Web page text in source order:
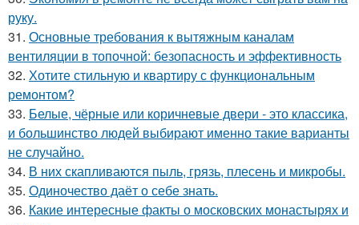
руку.
31. Основные требования к вытяжным каналам
вентиляции в топочной: безопасность и эффективность
32. Хотите стильную и квартиру с функциональным
ремонтом?
33. Белые, чёрные или коричневые двери - это классика,
и большинство людей выбирают именно такие варианты
не случайно.
34. В них скапливаются пыль, грязь, плесень и микробы.
35. Одиночество даёт о себе знать.
36. Какие интересные факты о московских монастырях и